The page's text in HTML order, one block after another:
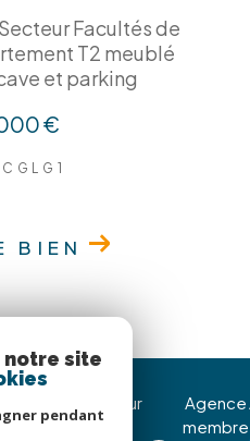
Facultés de
T2 meublé
et parking
€
BIEN
Nous suivre sur
Agence
membre
notre site
pendant